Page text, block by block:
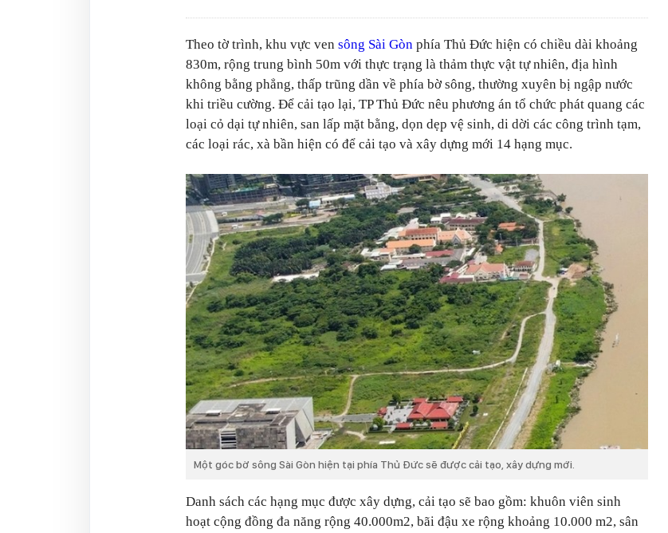
Theo tờ trình, khu vực ven sông Sài Gòn phía Thủ Đức hiện có chiều dài khoảng
830m, rộng trung bình 50m với thực trạng là thảm thực vật tự nhiên, địa hình
không bằng phẳng, thấp trũng dần về phía bờ sông, thường xuyên bị ngập nước
khi triều cường. Để cải tạo lại, TP Thủ Đức nêu phương án tổ chức phát quang các
loại cỏ dại tự nhiên, san lấp mặt bằng, dọn dẹp vệ sinh, di dời các công trình tạm,
các loại rác, xà bần hiện có để cải tạo và xây dựng mới 14 hạng mục.
Một góc bờ sông Sài Gòn hiện tại phía Thủ Đức sẽ được cải tạo, xây dựng mới.
Danh sách các hạng mục được xây dựng, cải tạo sẽ bao gồm: khuôn viên sinh
hoạt cộng đồng đa năng rộng 40.000m2, bãi đậu xe rộng khoảng 10.000 m2, sân